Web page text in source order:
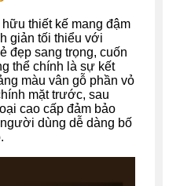
thiết kế mang đậm
giản tối thiểu với
đẹp sang trọng, cuốn
thể chính là sự kết
màu vân gỗ phần vỏ
mặt trước, sau
cao cấp đảm bảo
dùng dễ dàng bố